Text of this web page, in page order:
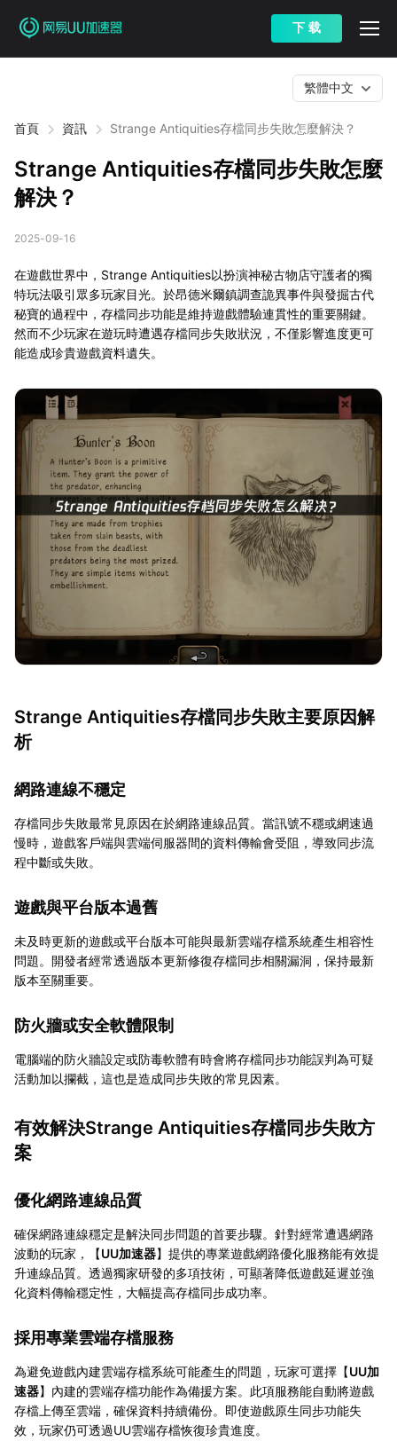
下 载
首頁 資訊 Strange Antiquities存檔同步失敗怎麼解決？
繁體中文
Strange Antiquities存檔同步失敗怎麼
解決？
2025-09-16
在遊戲世界中，Strange Antiquities以扮演神秘古物店守護者的獨
特玩法吸引眾多玩家目光。於昂德米爾鎮調查詭異事件與發掘古代
秘寶的過程中，存檔同步功能是維持遊戲體驗連貫性的重要關鍵。
然而不少玩家在遊玩時遭遇存檔同步失敗狀況，不僅影響進度更可
能造成珍貴遊戲資料遺失。
Strange Antiquities存檔同步失敗主要原因解
析
網路連線不穩定
存檔同步失敗最常見原因在於網路連線品質。當訊號不穩或網速過
慢時，遊戲客戶端與雲端伺服器間的資料傳輸會受阻，導致同步流
程中斷或失敗。
遊戲與平台版本過舊
未及時更新的遊戲或平台版本可能與最新雲端存檔系統產生相容性
問題。開發者經常透過版本更新修復存檔同步相關漏洞，保持最新
版本至關重要。
防火牆或安全軟體限制
電腦端的防火牆設定或防毒軟體有時會將存檔同步功能誤判為可疑
活動加以攔截，這也是造成同步失敗的常見因素。
有效解決Strange Antiquities存檔同步失敗方
案
優化網路連線品質
確保網路連線穩定是解決同步問題的首要步驟。針對經常遭遇網路
波動的玩家，【UU加速器】提供的專業遊戲網路優化服務能有效提
升連線品質。透過獨家研發的多項技術，可顯著降低遊戲延遲並強
化資料傳輸穩定性，大幅提高存檔同步成功率。
採用專業雲端存檔服務
為避免遊戲內建雲端存檔系統可能產生的問題，玩家可選擇【UU加
速器】內建的雲端存檔功能作為備援方案。此項服務能自動將遊戲
存檔上傳至雲端，確保資料持續備份。即使遊戲原生同步功能失
效，玩家仍可透過UU雲端存檔恢復珍貴進度。